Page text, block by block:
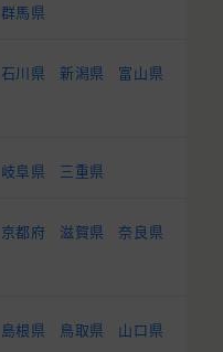
群馬県
石川県 新潟県
富山県
岐阜県 三重県
京都府 滋賀県
奈良県
島根県 鳥取県 山口県